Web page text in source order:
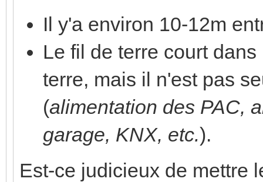
Il y'a environ 10-12m
Le fil de terre court
terre, mais il n'est pas
(alimentation des PAC,
garage, KNX, etc.).
Est-ce judicieux de mettre